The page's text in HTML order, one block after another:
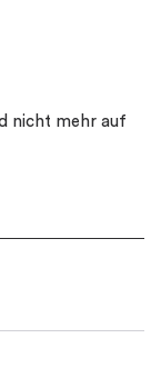
nicht mehr auf